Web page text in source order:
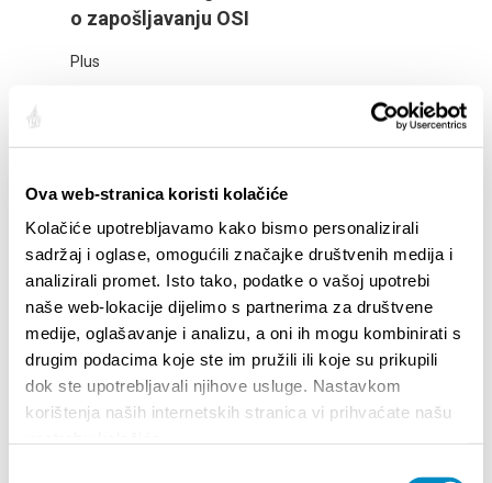
Ova web-stranica koristi kolačiće
Kolačiće upotrebljavamo kako bismo personalizirali
sadržaj i oglase, omogućili značajke društvenih medija i
analizirali promet. Isto tako, podatke o vašoj upotrebi
naše web-lokacije dijelimo s partnerima za društvene
medije, oglašavanje i analizu, a oni ih mogu kombinirati s
drugim podacima koje ste im pružili ili koje su prikupili
dok ste upotrebljavali njihove usluge. Nastavkom
korištenja naših internetskih stranica vi prihvaćate našu
o zapošljavanju OSI
Plus
Prijava i boravak raseljenih osoba iz
Plus
2022.
<< 1 2 3 >>